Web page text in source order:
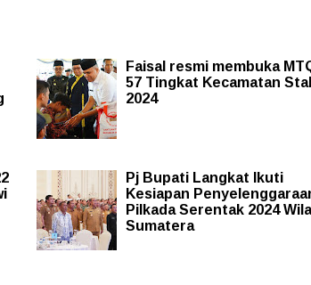
Faisal resmi membuka
57 Tingkat Kecamatan
2024
Pj Bupati Langkat Ikuti
Kesiapan
Pilkada Serentak 2024
Sumatera